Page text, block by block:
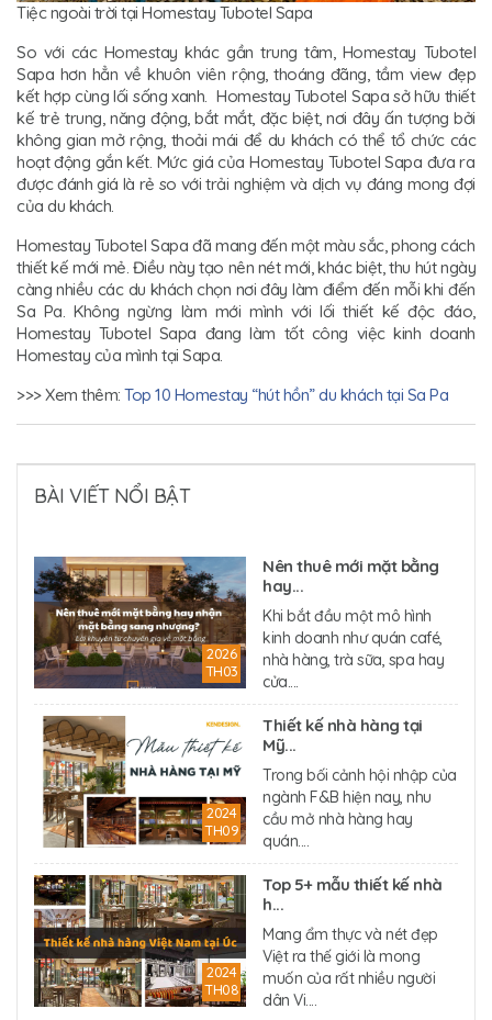
Tiệc ngoài trời tại Homestay Tubotel Sapa
So với các Homestay khác gần trung tâm, Homestay Tubotel
Sapa hơn hẳn về khuôn viên rộng, thoáng đãng, tầm view đẹp
kết hợp cùng lối sống xanh. Homestay Tubotel Sapa sở hữu thiết
kế trẻ trung, năng động, bắt mắt, đặc biệt, nơi đây ấn tượng bởi
không gian mở rộng, thoải mái để du khách có thể tổ chức các
hoạt động gắn kết. Mức giá của Homestay Tubotel Sapa đưa ra
được đánh giá là rẻ so với trải nghiệm và dịch vụ đáng mong đợi
của du khách.
Homestay Tubotel Sapa đã mang đến một màu sắc, phong cách
thiết kế mới mẻ. Điều này tạo nên nét mới, khác biệt, thu hút ngày
càng nhiều các du khách chọn nơi đây làm điểm đến mỗi khi đến
Sa Pa. Không ngừng làm mới mình với lối thiết kế độc đáo,
Homestay Tubotel Sapa đang làm tốt công việc kinh doanh
Homestay của mình tại Sapa.
>>> Xem thêm: Top 10 Homestay “hút hồn” du khách tại Sa Pa
BÀI VIẾT NỔI BẬT
2026
TH03
Nên thuê mới mặt bằng
hay...
Khi bắt đầu một mô hình
kinh doanh như quán café,
nhà hàng, trà sữa, spa hay
cửa....
2024
TH09
Thiết kế nhà hàng tại
Mỹ...
Trong bối cảnh hội nhập của
ngành F&B hiện nay, nhu
cầu mở nhà hàng hay
quán....
2024
TH08
Top 5+ mẫu thiết kế nhà
h...
Mang ẩm thực và nét đẹp
Việt ra thế giới là mong
muốn của rất nhiều người
dân Vi....